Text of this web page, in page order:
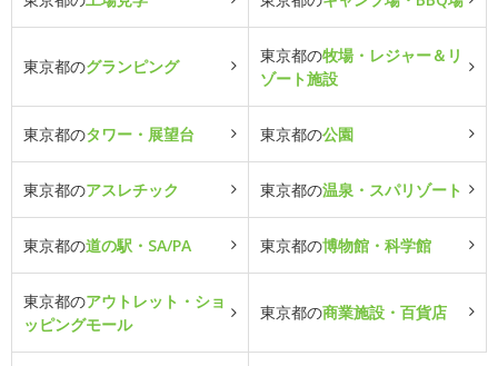
東京都のグランピング
東京都の牧場・レジャー＆リ
ゾート施設
東京都のタワー・展望台 東京都の公園
東京都のアスレチック 東京都の温泉・スパリゾート
東京都の道の駅・SA/PA 東京都の博物館・科学館
東京都のアウトレット・ショ
ッピングモール
東京都の商業施設・百貨店